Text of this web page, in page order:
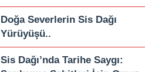
Doğa Severlerin Sis Dağı
Yürüyüşü..
Sis Dağı’nda Tarihe Saygı: